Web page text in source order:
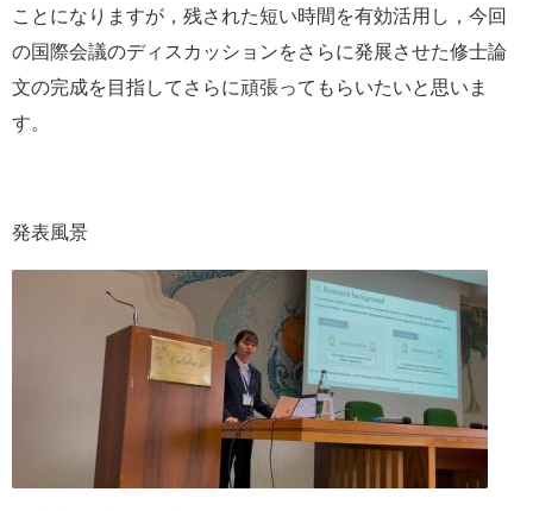
ことになりますが，残された短い時間を有効活用し，今回
の国際会議のディスカッションをさらに発展させた修士論
文の完成を目指してさらに頑張ってもらいたいと思いま
す。
発表風景